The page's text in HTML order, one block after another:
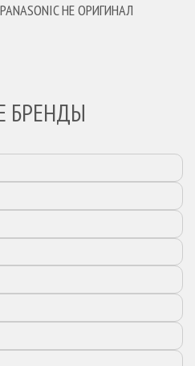
НЕ ОРИГИНАЛ
БРЕНДЫ